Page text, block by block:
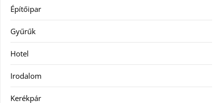
Építőipar
Gyűrűk
Hotel
Irodalom
Kerékpár